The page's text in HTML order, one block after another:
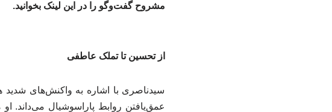
مشروح گفت‌وگو را در این لینک بخوانید.
از تحسین تا تملک عاطفی
سیدناصری با اشاره به واکنش‌های
عمق‌یافتن روابط پاراسوشیال می‌داند.